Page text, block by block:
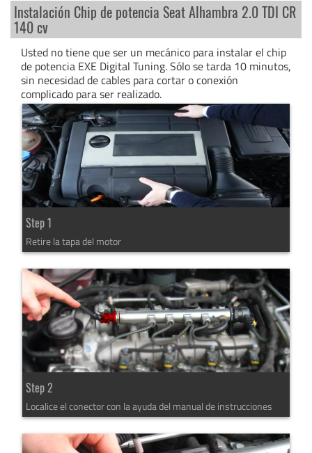
Instalación Chip de potencia Seat Alhambra 2.0 TDI CR
140 cv
Usted no tiene que ser un mecánico para instalar el chip
de potencia EXE Digital Tuning. Sólo se tarda 10 minutos,
sin necesidad de cables para cortar o conexión
complicado para ser realizado.
Step 1
Retire la tapa del motor
Step 2
Localice el conector con la ayuda del manual de instrucciones